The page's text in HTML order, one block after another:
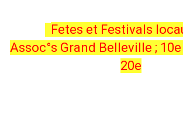
Fetes et Festivals lo
Assoc°s Grand Belleville ;
20e